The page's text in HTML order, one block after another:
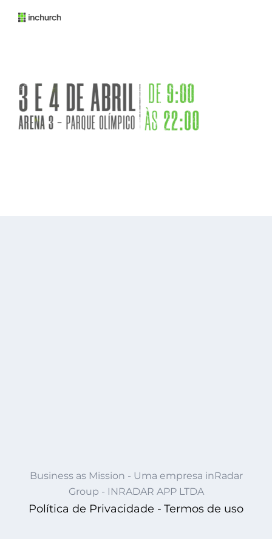
Business as Mission - Uma empresa inRadar
Group - INRADAR APP LTDA
Política de Privacidade - Termos de uso